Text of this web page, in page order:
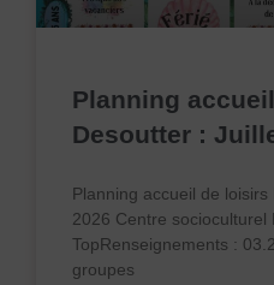
Planning
Desoutter :
Planning accueil de
2026 Centre socioculturel
TopRenseignements :
groupes